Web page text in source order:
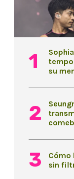
su
Cómo
sin